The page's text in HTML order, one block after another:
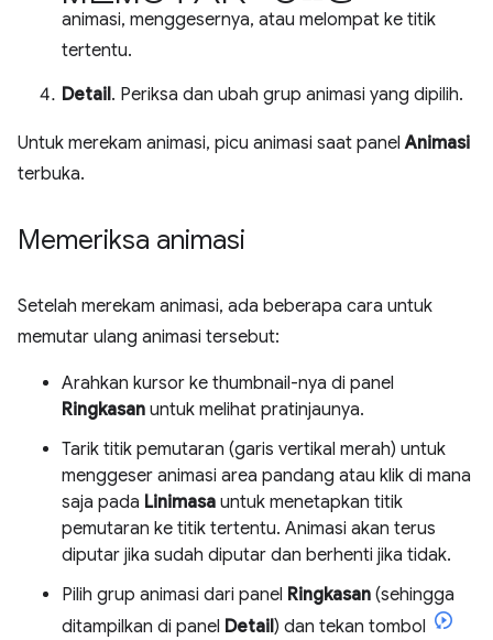
animasi, menggesernya, atau melompat ke titik
tertentu.
Detail. Periksa dan ubah grup animasi yang dipilih.
Untuk merekam animasi, picu animasi saat panelAnimasi
terbuka.
Memeriksa animasi
Setelah merekam animasi, ada beberapa cara untuk
memutar ulang animasi tersebut:
Arahkan kursor ke thumbnail-nya di panel
Ringkasan untuk melihat pratinjaunya.
Tarik titik pemutaran (garis vertikal merah) untuk
menggeser animasi area pandang atau klik di mana
saja pada Linimasa untuk menetapkan titik
pemutaran ke titik tertentu. Animasi akan terus
diputar jika sudah diputar dan berhenti jika tidak.
Pilih grup animasi dari panel Ringkasan (sehingga
ditampilkan di panel Detail) dan tekan tombol